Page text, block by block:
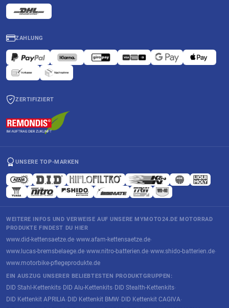
ZAHLUNG
ZERTIFIZIERT
UNSERE TOP-MARKEN
WEITERE INFOS UND VERWEISE AUF UNSERE MYMOTO24.DE MOTORRAD
PRODUKTE FINDEST DU HIER
www.did-kettensaetze.de·www.afam-kettensaetze.de·
www.lucas-bremsbelaege.de·www.nitro-batterien.de·www.shido-batterien.de·
www.motorbike-pflegeprodukte.de
EIN AUSZUG UNSERER BELIEBTESTEN PRODUKTGRUPPEN:
DID Stahl-Kettenkits· DID Alu-Kettenkits· DID Stealth-Kettenkits·
DID Kettenkit APRILIA· DID Kettenkit BMW· DID Kettenkit CAGIVA·